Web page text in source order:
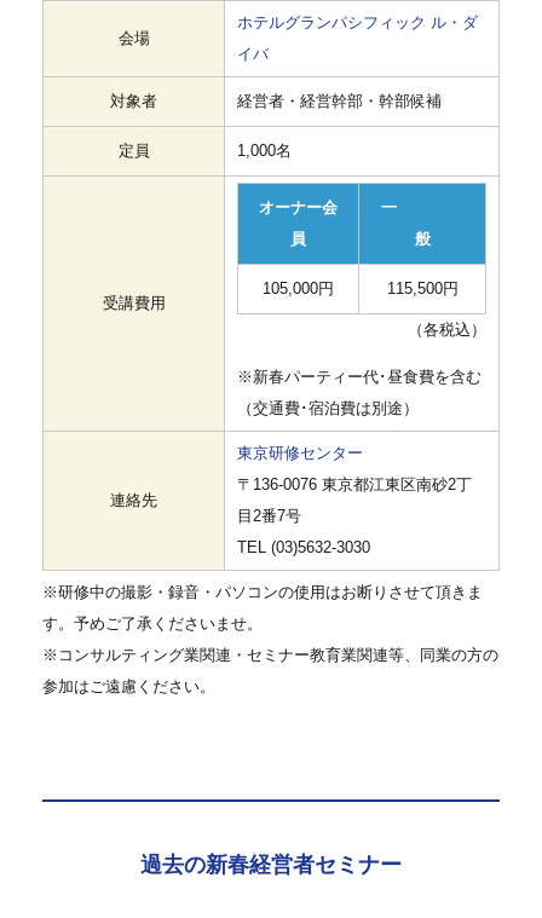
会場
ホテルグランパシフィック ル・ダ
イバ
対象者 経営者・経営幹部・幹部候補
定員 1,000名
受講費用
オーナー会
員
一
般
105,000円 115,500円
（各税込）
※新春パーティー代･昼食費を含む
（交通費･宿泊費は別途）
連絡先
東京研修センター
〒136-0076 東京都江東区南砂2丁
目2番7号
TEL (03)5632-3030
※研修中の撮影・録音・パソコンの使用はお断りさせて頂きま
す。予めご了承くださいませ。
※コンサルティング業関連・セミナー教育業関連等、同業の方の
参加はご遠慮ください。
過去の新春経営者セミナー